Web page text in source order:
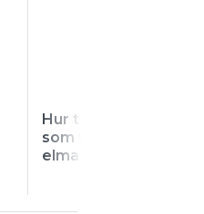
Hur tacklar du en kund
som vill köpa in
elmaterial själv?